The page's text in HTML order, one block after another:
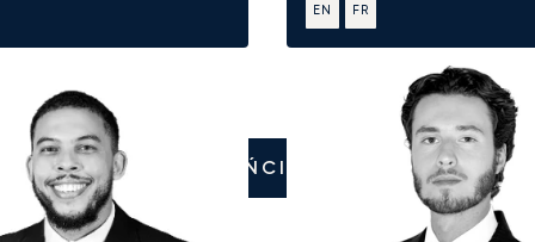
EN FR
ZADZWOŃCIE DO NAS